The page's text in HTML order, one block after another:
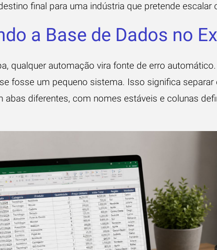
final para uma indústria que pretende escalar
a Base de Dados no
qualquer automação vira fonte de erro
fosse um pequeno sistema. Isso significa separar
abas diferentes, com nomes estáveis e colunas